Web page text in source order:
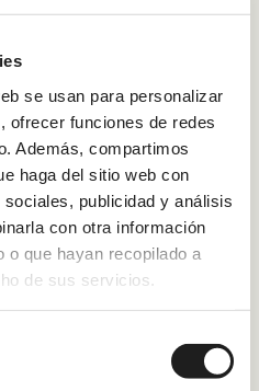
se usan para personalizar
ofrecer funciones de redes
Además, compartimos
haga del sitio web con
publicidad y análisis
con otra información
o que hayan recopilado a
de sus servicios.